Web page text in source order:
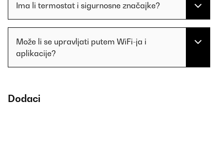
Ima li termostat i sigurnosne značajke?
Može li se upravljati putem WiFi-ja i
aplikacije?
Dodaci